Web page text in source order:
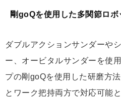
剛goQを使用した多関節ロボ
ダブルアクションサンダーや
ー、オービタルサンダーを使
プの剛goQを使用した研磨方
とワーク把持両方で対応可能